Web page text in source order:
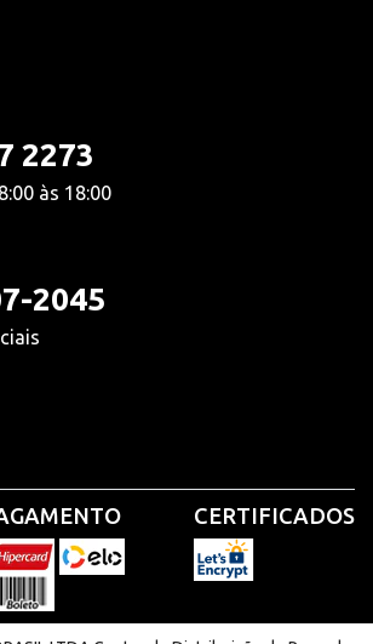
2273
às 18:00
2045
CERTIFICADOS